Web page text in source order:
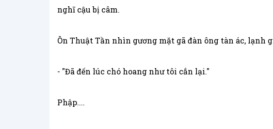
nghĩ cậu bị câm.
Ôn Thuật Tần nhìn gương mặt gã đàn ông tàn ác,
- "Đã đến lúc chó hoang như tôi cắn lại."
Phập....